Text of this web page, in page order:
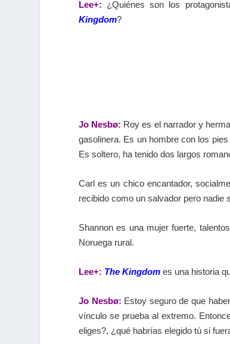
Lee+: ¿Quiénes son los
Kingdom?
Jo Nesbø: Roy es el narrador y
gasolinera. Es un hombre con los
Es soltero, ha tenido dos largos
Carl es un chico encantador,
recibido como un salvador pero nadie
Shannon es una mujer fuerte,
Noruega rural.
Lee+: The Kingdom es una historia
Jo Nesbø: Estoy seguro de que
vínculo se prueba al extremo.
eliges?, ¿qué habrías elegido tú si